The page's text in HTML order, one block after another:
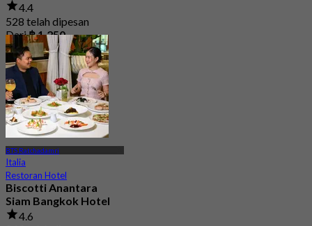
4.4
528 telah dipesan
Dari฿ 1,250
BTS Ratchadamri
Italia
Restoran Hotel
Biscotti Anantara
Siam Bangkok Hotel
4.6